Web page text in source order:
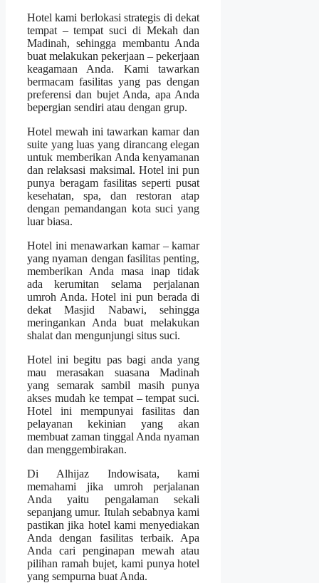
Hotel kami berlokasi strategis di dekat
tempat – tempat suci di Mekah dan
Madinah, sehingga membantu Anda
buat melakukan pekerjaan – pekerjaan
keagamaan Anda. Kami tawarkan
bermacam fasilitas yang pas dengan
preferensi dan bujet Anda, apa Anda
bepergian sendiri atau dengan grup.
Hotel mewah ini tawarkan kamar dan
suite yang luas yang dirancang elegan
untuk memberikan Anda kenyamanan
dan relaksasi maksimal. Hotel ini pun
punya beragam fasilitas seperti pusat
kesehatan, spa, dan restoran atap
dengan pemandangan kota suci yang
luar biasa.
Hotel ini menawarkan kamar – kamar
yang nyaman dengan fasilitas penting,
memberikan Anda masa inap tidak
ada kerumitan selama perjalanan
umroh Anda. Hotel ini pun berada di
dekat Masjid Nabawi, sehingga
meringankan Anda buat melakukan
shalat dan mengunjungi situs suci.
Hotel ini begitu pas bagi anda yang
mau merasakan suasana Madinah
yang semarak sambil masih punya
akses mudah ke tempat – tempat suci.
Hotel ini mempunyai fasilitas dan
pelayanan kekinian yang akan
membuat zaman tinggal Anda nyaman
dan menggembirakan.
Di Alhijaz Indowisata, kami
memahami jika umroh perjalanan
Anda yaitu pengalaman sekali
sepanjang umur. Itulah sebabnya kami
pastikan jika hotel kami menyediakan
Anda dengan fasilitas terbaik. Apa
Anda cari penginapan mewah atau
pilihan ramah bujet, kami punya hotel
yang sempurna buat Anda.